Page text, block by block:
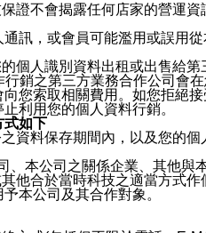
證不會揭露任何店家的營運
訊，或會員可能濫用或誤用
個人識別資料出租或出售給第
銷之第三方業務合作公司會
您索取相關費用。如您拒絕
利用您的個人資料行銷。
式如下
資料保存期間內，以及您的
本公司之關係企業、其他與
他合於當時科技之適當方式
本公司及其合作對象。